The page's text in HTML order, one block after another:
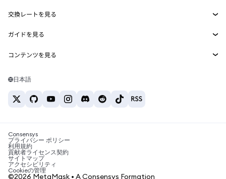
MetaMask Connect
Snaps
Web3サービス
セキュリティ
サポート
キャリア
お問い合わせ
イーサリアムの価格
Solanaの価格
Tetherの価格
交換レートを見る
ETH→USD
USDT→INR
BTC→INR
ETH→USDT
ガイドを見る
ETHの購入
USDTの購入
SHIBの購入
BNBの購入
コンテンツを見る
Solanaウォレット
税制関連ニュース
暗号資産の購入方法は？
ビットコインを売るには？
日本語
Consensys
プライバシー ポリシー
利用規約
貢献者ライセンス契約
サイトマップ
アクセシビリティ
Cookieの管理
©2026 MetaMask • A Consensys Formation